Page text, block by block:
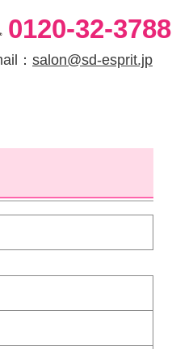
0120-32-3788
： salon@sd-esprit.jp